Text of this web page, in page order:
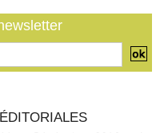
Pakistan signent un accord